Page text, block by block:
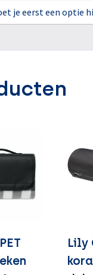
je eerst een optie
Lily